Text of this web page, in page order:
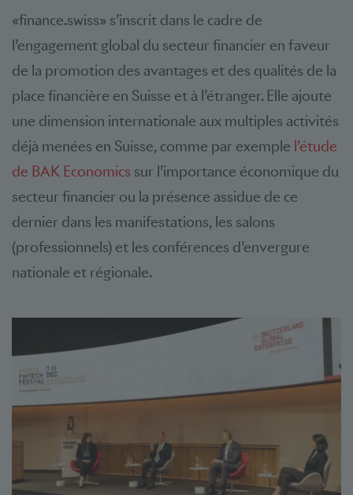
«finance.swiss» s’inscrit dans le cadre de
l’engagement global du secteur financier en faveur
de la promotion des avantages et des qualités de la
place financière en Suisse et à l’étranger. Elle ajoute
une dimension internationale aux multiples activités
déjà menées en Suisse, comme par exemple l’étude
de BAK Economics sur l’importance économique du
secteur financier ou la présence assidue de ce
dernier dans les manifestations, les salons
(professionnels) et les conférences d’envergure
nationale et régionale.